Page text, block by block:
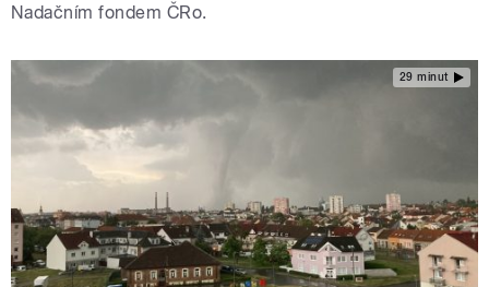
Nadačním fondem ČRo.
29 minut